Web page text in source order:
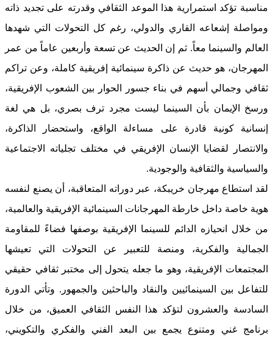
مناسبة تؤكد استمرارية هذا الموعد الثقافي وقدرته على تجديد ذاته
ومواصلة إشعاعه القاري والدولي، رغم كل التحولات التي شهدها
العالم والسينما معاً. ثم إن الحديث عن تسعة وأربعين عاماً من عمر
المهرجان، هو حديث عن ذاكرة سينمائية إفريقية كاملة، وعن تراكم
ثقافي وجمالي أسهم في بناء جسور الحوار بين الشعوب الإفريقية،
ورسخ الإيمان بأن السينما ليست مجرد ترف بصري، بل هي لغة
إنسانية كونية قادرة على مساءلة الواقع، واستحضار الذاكرة،
والانتصار لقضايا الإنسان الإفريقي في مختلف تجلياته الاجتماعية
والسياسية والثقافية والوجودية.
لقد استطاع مهرجان خريبكة، عبر دوراته المتعاقبة، أن يصنع لنفسه
هوية خاصة داخل خارطة المهرجانات السينمائية الإفريقية والعالمية،
من خلال انحيازه الدائم للسينما الإفريقية بوصفها فضاءً للمقاومة
الجمالية والفكرية، ومنصة للتعبير عن التحولات التي تعيشها
المجتمعات الإفريقية، وهو ما جعله يتحول إلى مختبر ثقافي حقيقي
للتفاعل بين السينمائيين والنقاد والباحثين والجمهور. وتأتي الدورة
السادسة والعشرون لتؤكد هذا النفس الثقافي العميق، من خلال
برنامج غني ومتنوع يجمع بين البعد الفني والفكري والتكويني،